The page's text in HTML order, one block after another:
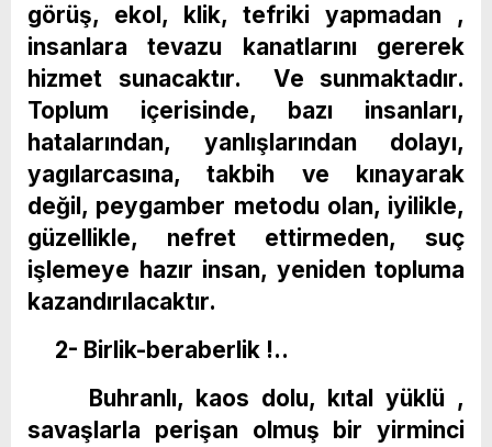
görüş, ekol, klik, tefriki yapmadan ,
insanlara tevazu kanatlarını gererek
hizmet sunacaktır. Ve sunmaktadır.
Toplum içerisinde, bazı insanları,
hatalarından, yanlışlarından dolayı,
yagılarcasına, takbih ve kınayarak
değil, peygamber metodu olan, iyilikle,
güzellikle, nefret ettirmeden, suç
işlemeye hazır insan, yeniden topluma
kazandırılacaktır.
2- Birlik-beraberlik !..
Buhranlı, kaos dolu, kıtal yüklü ,
savaşlarla perişan olmuş bir yirminci